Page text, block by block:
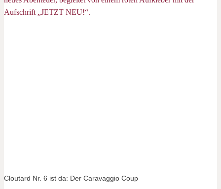
Cloutard Nr. 6 ist da: Der Caravaggio Coup